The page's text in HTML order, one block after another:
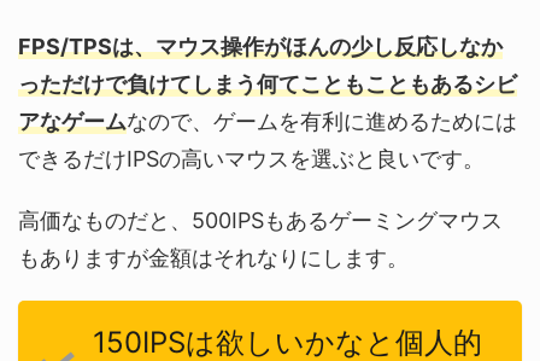
FPS/TPSは、マウス操作がほんの少し反応しなか
っただけで負けてしまう何てこともこともあるシビ
アなゲームなので、ゲームを有利に進めるためには
できるだけIPSの高いマウスを選ぶと良いです。
高価なものだと、500IPSもあるゲーミングマウス
もありますが金額はそれなりにします。
150IPSは欲しいかなと個人的